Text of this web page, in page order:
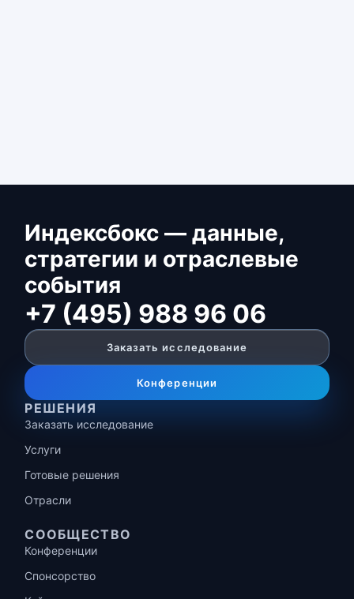
Индексбокс — данные,
стратегии и отраслевые
события
+7 (495) 988 96 06
Заказать исследование
Конференции
РЕШЕНИЯ
Заказать исследование
Услуги
Готовые решения
Отрасли
СООБЩЕСТВО
Конференции
Спонсорство